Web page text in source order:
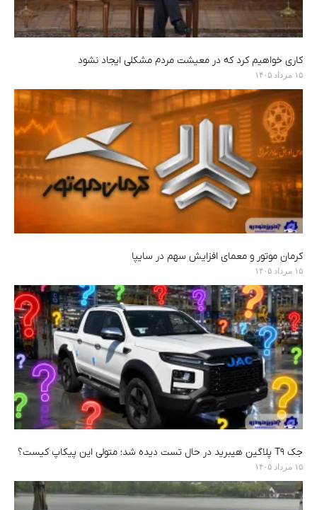
کاری خواهیم کرد که در معیشت مردم مشکلی ایجاد نشود
۱۵ مرداد ۱۴۰۵
کرمان موتور و معمای افزایش سهم در سایپا
۱۵ مرداد ۱۴۰۵
جک T9 پلاگین هیبرید در حال تست دیده شد؛ متولی این پیکاپ کیست؟
۱۵ مرداد ۱۴۰۵